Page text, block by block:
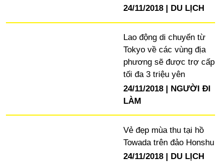
24/11/2018
DU LỊCH
Lao động di chuyển từ
Tokyo về các vùng địa
phương sẽ được trợ cấp
tối đa 3 triệu yên
24/11/2018
NGƯỜI ĐI
LÀM
Vẻ đẹp mùa thu tại hồ
Towada trên đảo Honshu
24/11/2018
DU LỊCH